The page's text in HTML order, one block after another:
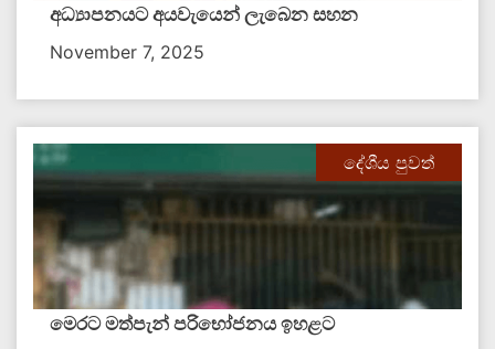
අධ්‍යාපනයට අයවැයෙන් ලැබෙන සහන
November 7, 2025
දේශීය පුවත්
මෙරට මත්පැන් පරිභෝජනය ඉහළට